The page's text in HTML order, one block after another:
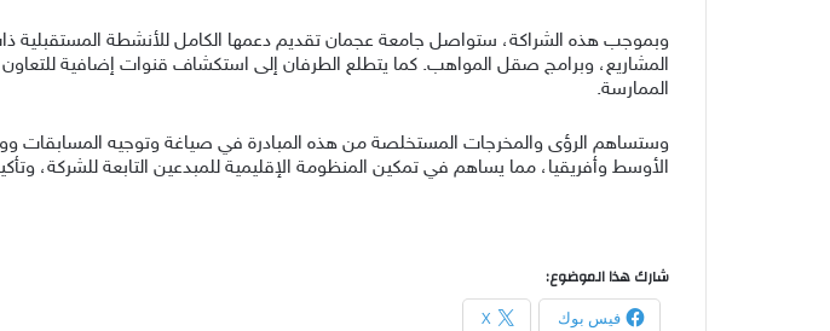
وبموجب هذه الشراكة، ستواصل جامعة عجمان تقديم دعمها الكامل للأنشطة المستقبلية
المشاريع، وبرامج صقل المواهب. كما يتطلع الطرفان إلى استكشاف قنوات إضافية للتعاون
الممارسة.
وستساهم الرؤى والمخرجات المستخلصة من هذه المبادرة في صياغة وتوجيه المسابقات
الأوسط وأفريقيا، مما يساهم في تمكين المنظومة الإقليمية للمبدعين التابعة للشركة، وتأكيد
شارك هذا الموضوع:
فيس بوك X